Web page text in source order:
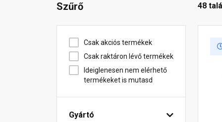
Szűrő
Csak akciós termékek
Csak raktáron lévő termékek
Ideiglenesen nem elérhető
termékeket is mutasd
Gyártó
48